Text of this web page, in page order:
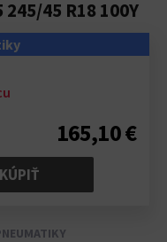
45 R18 100Y
165,10 €
KÚPIŤ